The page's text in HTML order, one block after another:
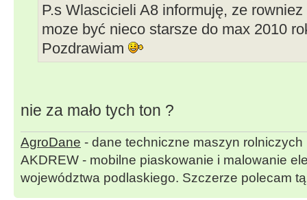
P.s Wlascicieli A8 informuję, ze
moze być nieco starsze do max 2010
Pozdrawiam
nie za mało tych ton ?
AgroDane - dane techniczne maszyn rolniczych
AKDREW - mobilne piaskowanie i malowanie
województwa podlaskiego. Szczerze polecam